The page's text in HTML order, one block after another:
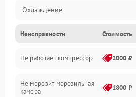
Охлаждение
Механика
Электропитание
Дренаж
Неисправности Стоимость
Не работает компрессор 2000 ₽
Не морозит морозильная
камера
1800 ₽